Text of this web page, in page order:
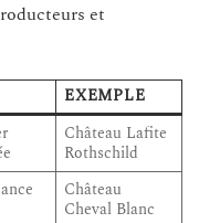
et
EXEMPLE
Château Lafite
Rothschild
Château
Cheval Blanc